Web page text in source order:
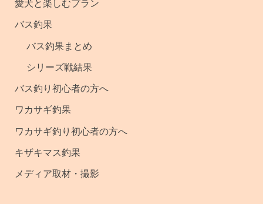
愛犬と楽しむプラン
バス釣果
バス釣果まとめ
シリーズ戦結果
バス釣り初心者の方へ
ワカサギ釣果
ワカサギ釣り初心者の方へ
キザキマス釣果
メディア取材・撮影
釣
果